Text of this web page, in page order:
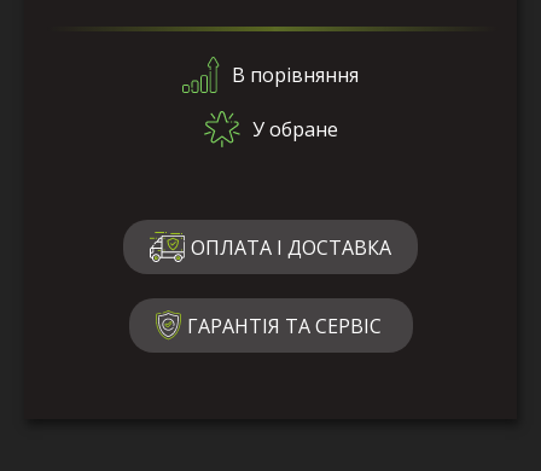
В порівняння
У обране
ОПЛАТА І ДОСТАВКА
ГАРАНТІЯ ТА СЕРВІС